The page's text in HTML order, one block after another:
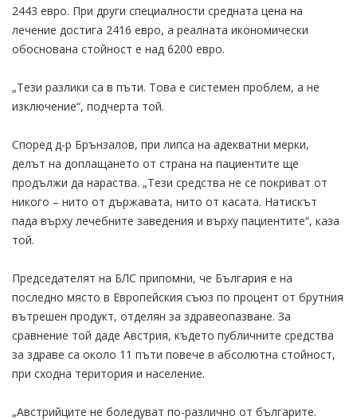
2443 евро. При други специалности средната цена на
лечение достига 2416 евро, а реалната икономически
обоснована стойност е над 6200 евро.
„Тези разлики са в пъти. Това е системен проблем, а не
изключение“, подчерта той.
Според д-р Брънзалов, при липса на адекватни мерки,
делът на доплащането от страна на пациентите ще
продължи да нараства. „Тези средства не се покриват от
никого – нито от държавата, нито от касата. Натискът
пада върху лечебните заведения и върху пациентите“, каза
той.
Председателят на БЛС припомни, че България е на
последно място в Европейския съюз по процент от брутния
вътрешен продукт, отделян за здравеопазване. За
сравнение той даде Австрия, където публичните средства
за здраве са около 11 пъти повече в абсолютна стойност,
при сходна територия и население.
„Австрийците не боледуват по-различно от българите.